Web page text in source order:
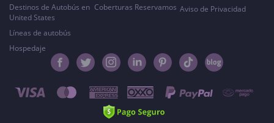
Destinos de Autobús en
United States
Líneas de autobús
Hospedaje
Coberturas Reservamos Aviso de Privacidad